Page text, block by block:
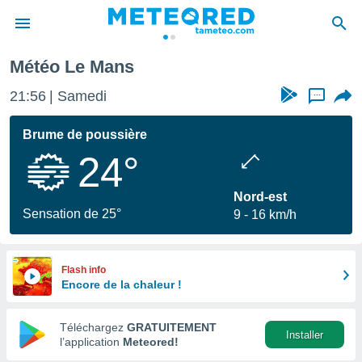
de
en
Météo Le Mans
21:56 Samedi ...
Brume de poussière
24°
Sensation de 25°
Nord-est
9
16 km/h
Flash info
Encore de la chaleur !
Téléchargez GRATUITEMENT
l’application Meteored!
Installer